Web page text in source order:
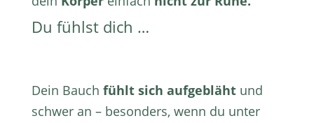
Du fühlst dich …
Dein Bauch fühlt sich aufgeblähtund
schwer an – besonders, wenn du unter